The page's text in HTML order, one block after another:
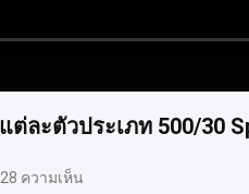
ละตัวประเภท 500/30
ความเห็น